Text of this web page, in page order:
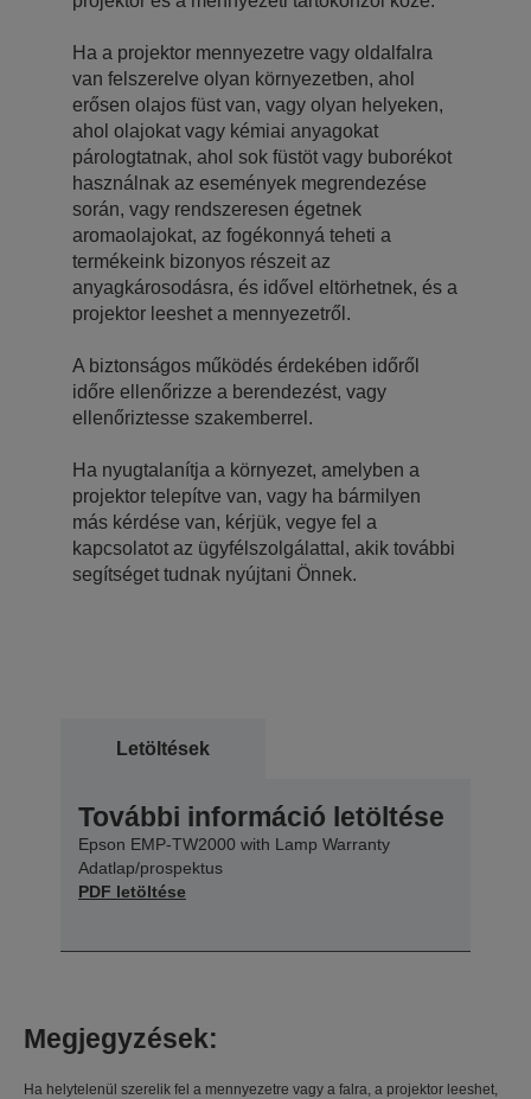
Ha a projektor mennyezetre vagy oldalfalra
van felszerelve olyan környezetben, ahol
erősen olajos füst van, vagy olyan helyeken,
ahol olajokat vagy kémiai anyagokat
párologtatnak, ahol sok füstöt vagy buborékot
használnak az események megrendezése
során, vagy rendszeresen égetnek
aromaolajokat, az fogékonnyá teheti a
termékeink bizonyos részeit az
anyagkárosodásra, és idővel eltörhetnek, és a
projektor leeshet a mennyezetről.
A biztonságos működés érdekében időről
időre ellenőrizze a berendezést, vagy
ellenőriztesse szakemberrel.
Ha nyugtalanítja a környezet, amelyben a
projektor telepítve van, vagy ha bármilyen
más kérdése van, kérjük, vegye fel a
kapcsolatot az ügyfélszolgálattal, akik további
segítséget tudnak nyújtani Önnek.
Letöltések
További információ letöltése
Epson EMP-TW2000 with Lamp Warranty
Adatlap/prospektus
PDF letöltése
Megjegyzések:
Ha helytelenül szerelik fel a mennyezetre vagy a falra, a projektor leeshet,